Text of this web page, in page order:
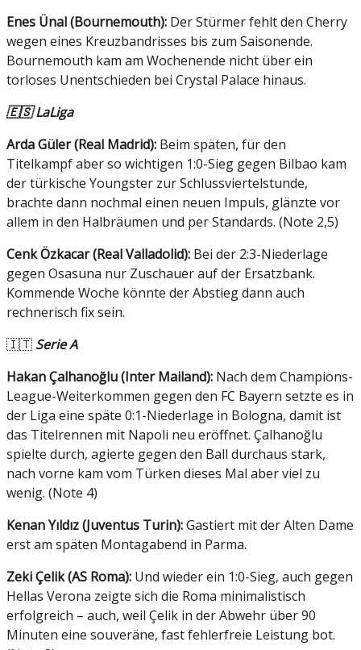
Enes Ünal (Bournemouth): Der Stürmer fehlt den Cherry
wegen eines Kreuzbandrisses bis zum Saisonende.
Bournemouth kam am Wochenende nicht über ein
torloses Unentschieden bei Crystal Palace hinaus.
🇪🇸 LaLiga
Arda Güler (Real Madrid): Beim späten, für den
Titelkampf aber so wichtigen 1:0-Sieg gegen Bilbao kam
der türkische Youngster zur Schlussviertelstunde,
brachte dann nochmal einen neuen Impuls, glänzte vor
allem in den Halbräumen und per Standards. (Note 2,5)
Cenk Özkacar (Real Valladolid): Bei der 2:3-Niederlage
gegen Osasuna nur Zuschauer auf der Ersatzbank.
Kommende Woche könnte der Abstieg dann auch
rechnerisch fix sein.
🇮🇹 Serie A
Hakan Çalhanoğlu (Inter Mailand): Nach dem Champions-
League-Weiterkommen gegen den FC Bayern setzte es in
der Liga eine späte 0:1-Niederlage in Bologna, damit ist
das Titelrennen mit Napoli neu eröffnet. Çalhanoğlu
spielte durch, agierte gegen den Ball durchaus stark,
nach vorne kam vom Türken dieses Mal aber viel zu
wenig. (Note 4)
Kenan Yıldız (Juventus Turin):Gastiert mit der Alten Dame
erst am späten Montagabend in Parma.
Zeki Çelik (AS Roma): Und wieder ein 1:0-Sieg, auch gegen
Hellas Verona zeigte sich die Roma minimalistisch
erfolgreich – auch, weil Çelik in der Abwehr über 90
Minuten eine souveräne, fast fehlerfreie Leistung bot.